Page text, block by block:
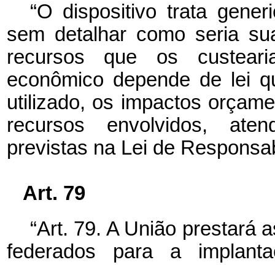
“O dispositivo trata
sem detalhar como seria
recursos que os
econômico depende de lei
utilizado, os impactos
recursos envolvidos,
previstas na Lei de
Art. 79
“Art. 79. A União prestará
federados para a